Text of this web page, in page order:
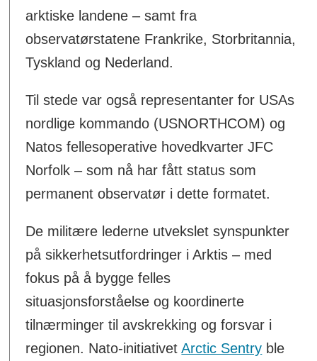
arktiske landene – samt fra
observatørstatene Frankrike, Storbritannia,
Tyskland og Nederland.
Til stede var også representanter for USAs
nordlige kommando (USNORTHCOM) og
Natos fellesoperative hovedkvarter JFC
Norfolk – som nå har fått status som
permanent observatør i dette formatet.
De militære lederne utvekslet synspunkter
på sikkerhetsutfordringer i Arktis – med
fokus på å bygge felles
situasjonsforståelse og koordinerte
tilnærminger til avskrekking og forsvar i
regionen. Nato-initiativetArctic Sentry ble